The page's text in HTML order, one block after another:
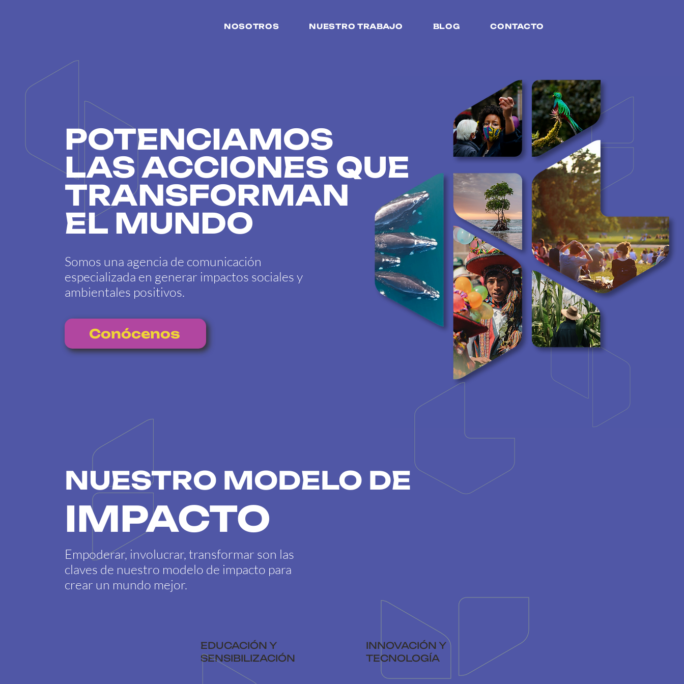
NOSOTROS NUESTRO TRABAJO BLOG CONTACTO
POTENCIAMOS
LAS ACCIONES QUE
TRANSFORMAN
EL MUNDO
Somos una agencia de comunicación
especializada en generar impactos sociales y
ambientales positivos.
Conócenos
NUESTRO MODELO DE
IMPACTO
Empoderar, involucrar, transformar son las
claves de nuestro modelo de impacto para
crear un mundo mejor.
EDUCACIÓN Y
SENSIBILIZACIÓN
INNOVACIÓN Y
TECNOLOGÍA